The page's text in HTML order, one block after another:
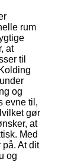
rum
at
til
og
evne til,
gør
at
Med
At dit
og